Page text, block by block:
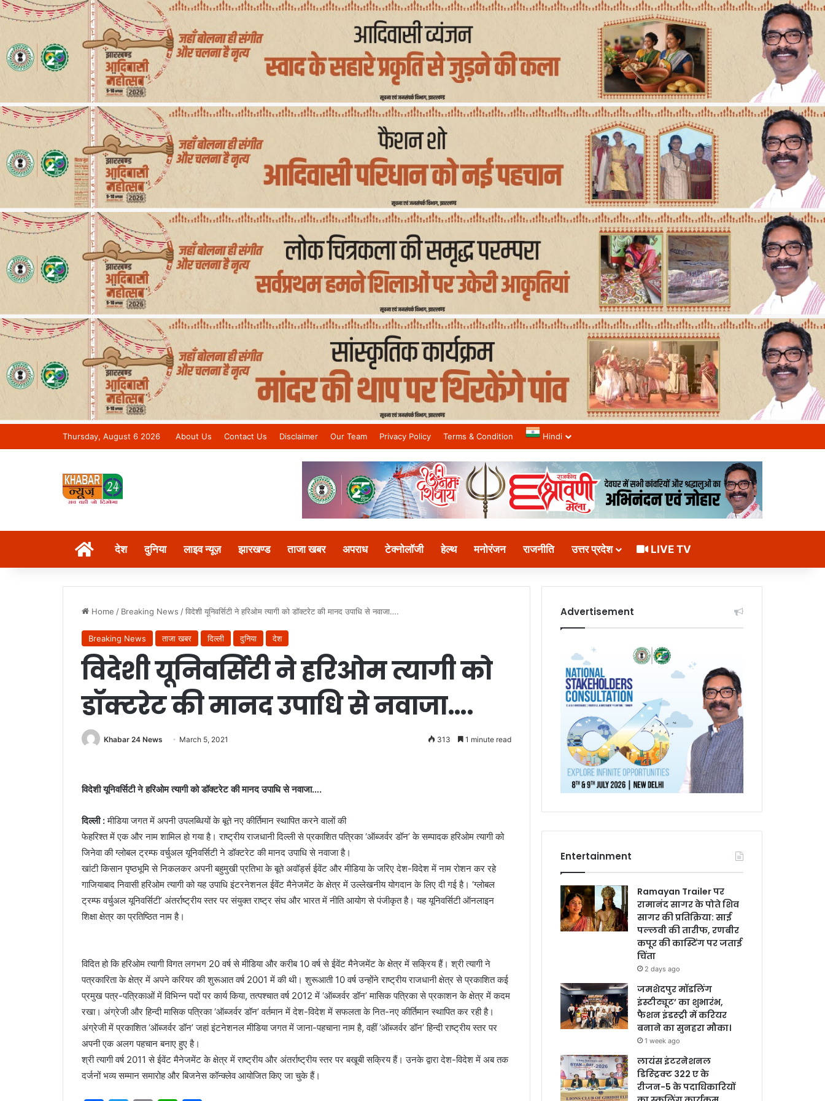
Thursday, August 6 2026 About Us Contact Us Disclaimer Our Team Privacy Policy Terms & Condition Hindi
Khabar 24 News Tv | Bihar/Jharkhand No.1 News Channel
देश दुनिया लाइव न्यूज़ झारखण्ड ताजा खबर अपराध टेक्नोलॉजी हेल्थ मनोरंजन राजनीति उत्तर प्रदेश LIVE TV
Home / Breaking News /विदेशी यूनिवर्सिटी ने हरिओम त्यागी को डॉक्टरेट की मानद उपाधि से नवाजा….
Breaking News ताजा खबर दिल्ली दुनिया देश
विदेशी यूनिवर्सिटी ने हरिओम त्यागी को
डॉक्टरेट की मानद उपाधि से नवाजा….
Khabar 24 News March 5, 2021 313 1 minute read
विदेशी यूनिवर्सिटी ने हरिओम त्यागी को डॉक्टरेट की मानद उपाधि से नवाजा….
दिल्ली :मीडिया जगत में अपनी उपलब्धियों के बूते नए कीर्तिमान स्थापित करने वालों की
फेहरिश्त में एक और नाम शामिल हो गया है। राष्ट्रीय राजधानी दिल्ली से प्रकाशित पत्रिका ‘ऑब्जर्वर डॉन’ के सम्पादक हरिओम त्यागी को
जिनेवा की ग्लोबल ट्रम्फ वर्चुअल यूनिवर्सिटी ने डॉक्टरेट की मानद उपाधि से नवाजा है।
खांटी किसान पृष्ठभूमि से निकलकर अपनी बहुमुखी प्रतिभा के बूते अवॉर्ड्स ईवेंट और मीडिया के जरिए देश-विदेश में नाम रोशन कर रहे
गाजियाबाद निवासी हरिओम त्यागी को यह उपाधि इंटरनेशनल ईवेंट मैनेजमेंट के क्षेत्र में उल्लेखनीय योगदान के लिए दी गई है। ‘ग्लोबल
ट्रम्फ वर्चुअल यूनिवर्सिटी’ अंतर्राष्ट्रीय स्तर पर संयुक्त राष्ट्र संघ और भारत में नीति आयोग से पंजीकृत है। यह यूनिवर्सिटी ऑनलाइन
शिक्षा क्षेत्र का प्रतिष्ठित नाम है।
विदित हो कि हरिओम त्यागी विगत लगभग 20 वर्ष से मीडिया और करीब 10 वर्ष से ईवेंट मैनेजमेंट के क्षेत्र में सक्रिय हैं। श्री त्यागी ने
पत्रकारिता के क्षेत्र में अपने करियर की शुरूआत वर्ष 2001 में की थी। शुरूआती 10 वर्ष उन्होंने राष्ट्रीय राजधानी क्षेत्र से प्रकाशित कई
प्रमुख पत्र-पत्रिकाओं में विभिन्न पदों पर कार्य किया, तत्पश्चात वर्ष 2012 में ‘ऑब्जर्वर डॉन’ मासिक पत्रिका से प्रकाशन के क्षेत्र में कदम
रखा। अंग्रेजी और हिन्दी मासिक पत्रिका ‘ऑब्जर्वर डॉन’ वर्तमान में देश-विदेश में सफलता के नित-नए कीर्तिमान स्थापित कर रही है।
अंग्रेजी में प्रकाशित ‘ऑब्जर्वर डॉन’ जहां इंटनेशनल मीडिया जगत में जाना-पहचाना नाम है, वहीं ‘ऑब्जर्वर डॉन’ हिन्दी राष्ट्रीय स्तर पर
अपनी एक अलग पहचान बनाए हुए है।
श्री त्यागी वर्ष 2011 से ईवेंट मैनेजमेंट के क्षेत्र में राष्ट्रीय और अंतर्राष्ट्रीय स्तर पर बखूबी सक्रिय हैं। उनके द्वारा देश-विदेश में अब तक
दर्जनों भव्य सम्मान समारोह और बिजनेस कॉन्क्लेव आयोजित किए जा चुके हैं।
Advertisement
Entertainment
Ramayan Trailer पर
रामानंद सागर के पोते शिव
सागर की प्रतिक्रिया: साई
पल्लवी की तारीफ, रणबीर
कपूर की कास्टिंग पर जताई
चिंता
2 days ago
जमशेदपुर मॉडलिंग
इंस्टीट्यूट’ का शुभारंभ,
फैशन इंडस्ट्री में करियर
बनाने का सुनहरा मौका।
1 week ago
लायंस इंटरनेशनल
डिस्ट्रिक्ट 322 ए के
रीजन-5 के पदाधिकारियों